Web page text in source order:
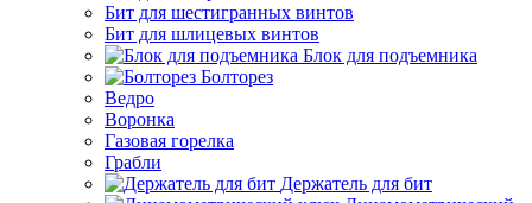
Бит для шестигранных винтов
Бит для шлицевых винтов
Блок для подъемника
Болторез
Ведро
Воронка
Газовая горелка
Грабли
Держатель для бит